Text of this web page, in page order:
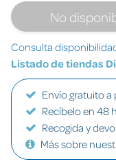
No
Consulta
Listado de tiendas
Envío gratuito a
Recíbelo en 48
Recogida y
Más sobre